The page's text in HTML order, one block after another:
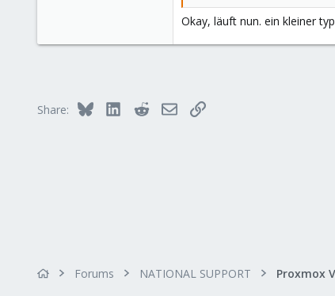
Okay, läuft nun. ein kleiner
Share: Bluesky LinkedInRedditEmailLink
Forums NATIONAL SUPPORT Proxmox